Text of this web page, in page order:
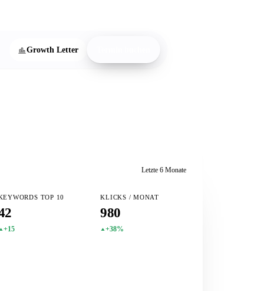
Growth Letter
Letzte 6 Monate
TOP 10
+15
KLICKS / MONAT
980
+38%